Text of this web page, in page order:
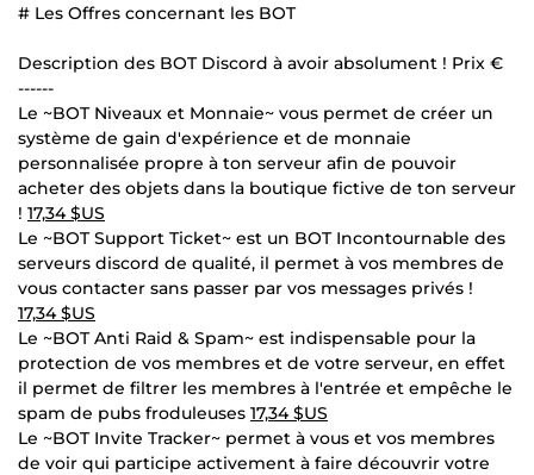
# Les Offres concernant les BOT
Description des BOT Discord à avoir absolument ! Prix €
------
Le ~BOT Niveaux et Monnaie~ vous permet de créer un
système de gain d'expérience et de monnaie
personnalisée propre à ton serveur afin de pouvoir
acheter des objets dans la boutique fictive de ton serveur
! 17,34 $US
Le ~BOT Support Ticket~ est un BOT Incontournable des
serveurs discord de qualité, il permet à vos membres de
vous contacter sans passer par vos messages privés !
17,34 $US
Le ~BOT Anti Raid & Spam~ est indispensable pour la
protection de vos membres et de votre serveur, en effet
il permet de filtrer les membres à l'entrée et empêche le
spam de pubs froduleuses 17,34 $US
Le ~BOT Invite Tracker~ permet à vous et vos membres
de voir qui participe activement à faire découvrir votre